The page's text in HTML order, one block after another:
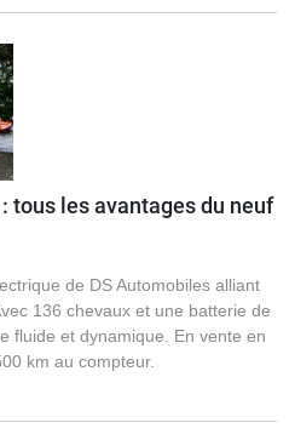
tous les avantages du neuf
de DS Automobiles alliant
136 chevaux et une batterie de
fluide et dynamique. En vente en
km au compteur.